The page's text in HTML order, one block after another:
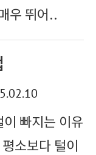
우 뛰어..
빠지는 이유
소보다 털이